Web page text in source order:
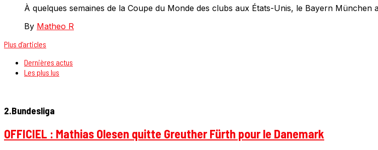
À quelques semaines de la Coupe du Monde des clubs aux États-Unis, le Bayern
By Matheo R
Plus d’articles
Dernières actus
Les plus lus
2.Bundesliga
OFFICIEL : Mathias Olesen quitte Greuther Fürth pour le Danemark